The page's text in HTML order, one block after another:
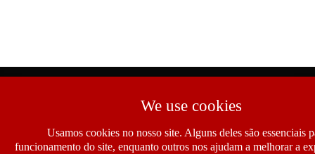
We use cookies
Usamos cookies no nosso site. Alguns deles são essenciais
funcionamento do site, enquanto outros nos ajudam a melhorar a